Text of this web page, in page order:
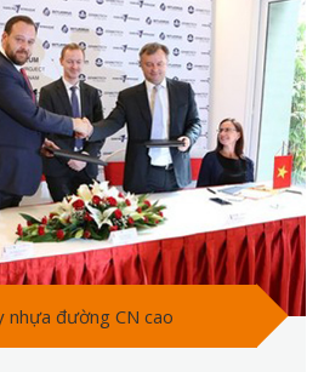
nhựa đường CN cao